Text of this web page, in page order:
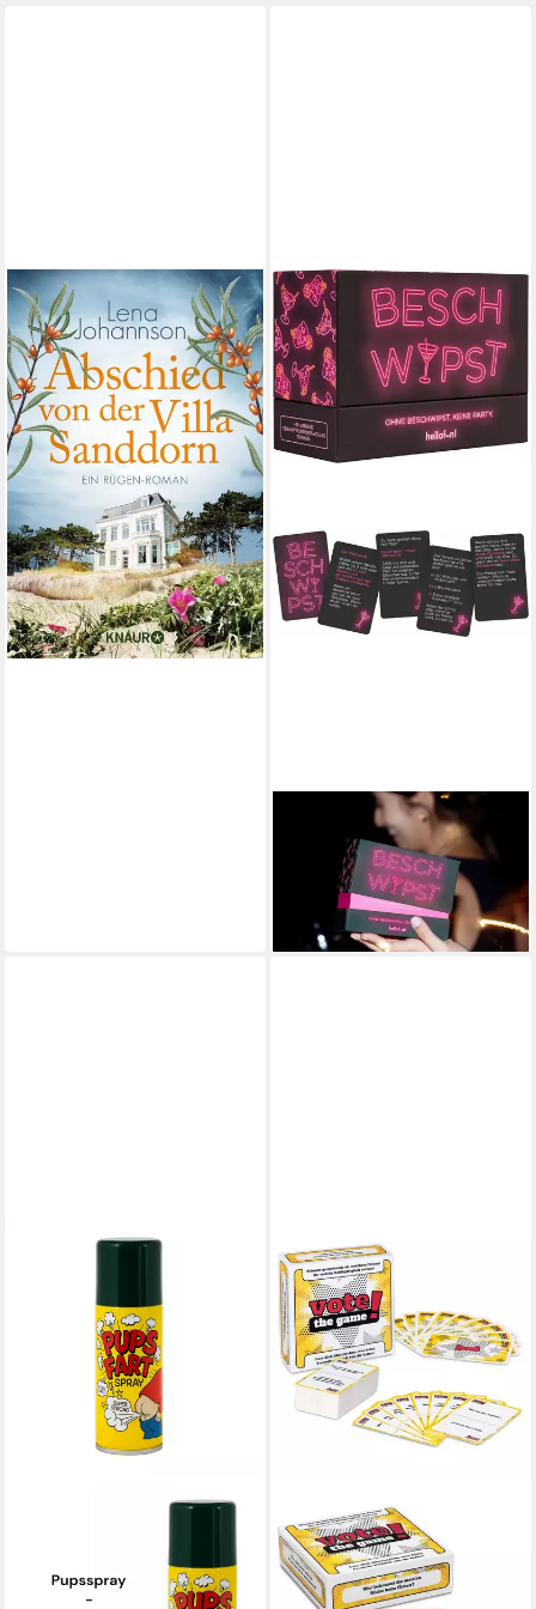
Abschied von der Villa
Sanddorn / Lena Johannson
12,99 €
lieferbar - in 2-3 Werktagen bei dir
Spiel Beschwipst, Trinkspiel
ab 16,69 €
UVP19,95 €
lieferbar - in 6-8 Werktagen bei dir
50ml – Ideal für Geburtstag,
Karneval & Party, 50 ml purer